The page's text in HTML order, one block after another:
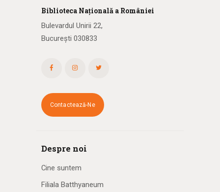
Biblioteca Națională a României
Bulevardul Unirii 22,
București 030833
Contactează-Ne
Despre noi
Cine suntem
Filiala Batthyaneum